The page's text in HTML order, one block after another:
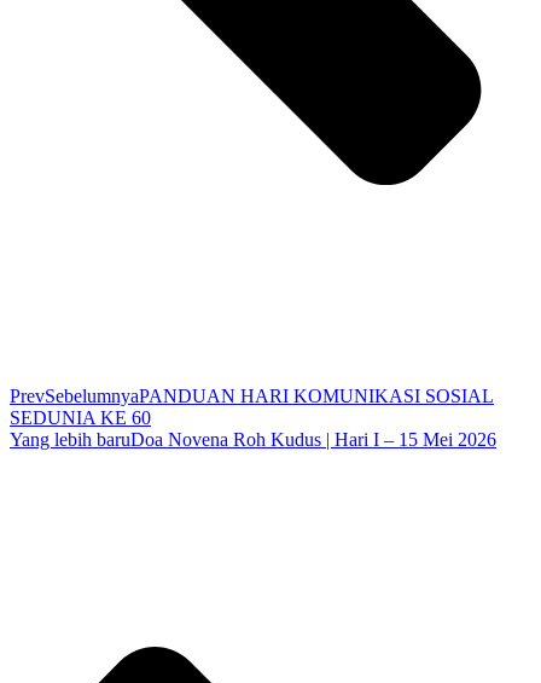
PrevSebelumnyaPANDUAN HARI KOMUNIKASI SOSIAL
SEDUNIA KE 60
Yang lebih baruDoa Novena Roh Kudus | Hari I – 15 Mei 2026